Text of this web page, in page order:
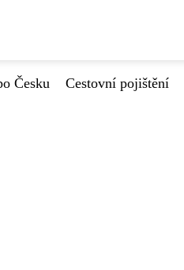
Česku Cestovní pojištění